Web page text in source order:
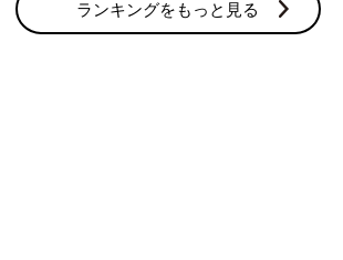
ランキングをもっと見る